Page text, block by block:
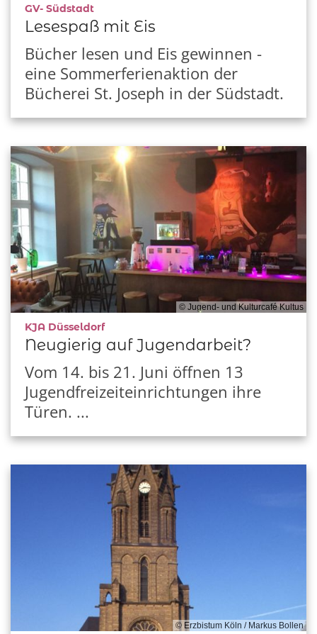
GV- Südstadt:
Lesespaß mit Eis
Bücher lesen und Eis gewinnen -
eine Sommerferienaktion der
Bücherei St. Joseph in der Südstadt.
© Jugend- und Kulturcafé Kultus
KJA Düsseldorf:
Neugierig auf Jugendarbeit?
Vom 14. bis 21. Juni öffnen 13
Jugendfreizeiteinrichtungen ihre
Türen. ...
© Erzbistum Köln / Markus Bollen